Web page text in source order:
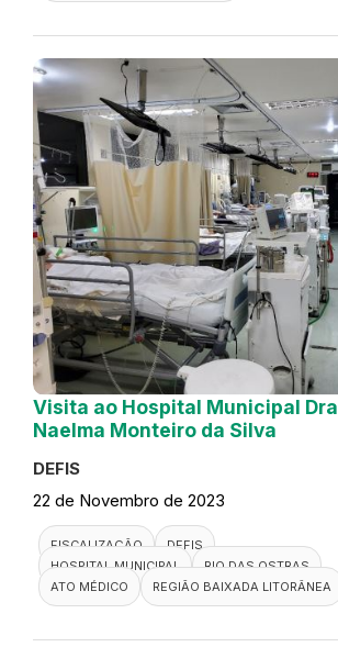
Visita ao Hospital Municipal Dra
Naelma Monteiro da Silva
DEFIS
22 de Novembro de 2023
FISCALIZAÇÃO
DEFIS
HOSPITAL MUNICIPAL
RIO DAS OSTRAS
ATO MÉDICO
REGIÃO BAIXADA LITORÂNEA